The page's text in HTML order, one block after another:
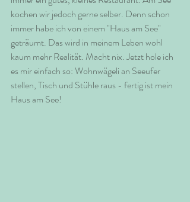
kochen wir jedoch gerne selber. Denn schon
immer habe ich von einem "Haus am See"
geträumt. Das wird in meinem Leben wohl
kaum mehr Realität. Macht nix. Jetzt hole ich
es mir einfach so: Wohnwägeli an Seeufer
stellen, Tisch und Stühle raus - fertig ist mein
Haus am See!